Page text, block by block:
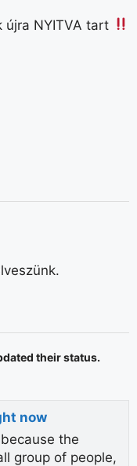
NYITVA tart
their status.
now
the
group of people,